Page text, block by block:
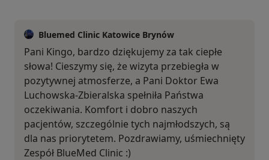
Bluemed Clinic Katowice Brynów
Pani Kingo, bardzo dziękujemy za tak ciepłe
słowa! Cieszymy się, że wizyta przebiegła w
pozytywnej atmosferze, a Pani Doktor Ewa
Luchowska-Zbieralska spełniła Państwa
oczekiwania. Komfort i dobro naszych
pacjentów, szczególnie tych najmłodszych, są
dla nas priorytetem. Pozdrawiamy, uśmiechnięty
Zespół BlueMed Clinic :)